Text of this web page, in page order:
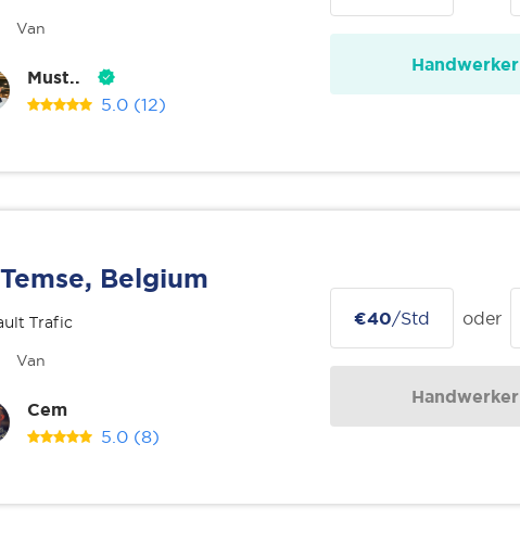
Van
Must..
5.0 (12)
Handwerker
Temse, Belgium
Trafic
Van
Cem
5.0 (8)
€40/Std oder
Handwerker